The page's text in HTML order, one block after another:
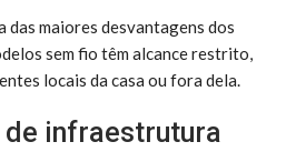
das maiores desvantagens dos
sem fio têm alcance restrito,
locais da casa ou fora dela.
de infraestrutura